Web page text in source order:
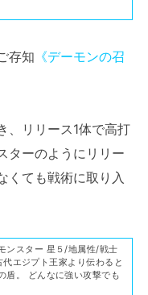
存知 《デーモンの召
、リリース1体で高打
ターのようにリリー
くても戦術に取り入
ンスター 星５/地属性/戦士
エジプト王家より伝わると
盾。 どんなに強い攻撃でも